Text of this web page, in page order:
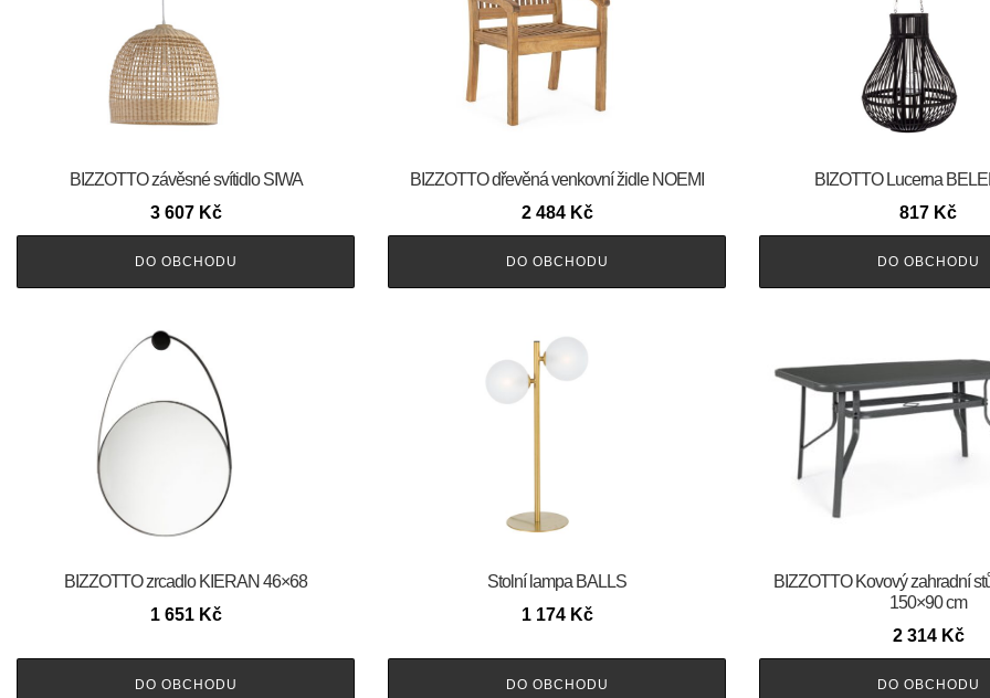
BIZZOTTO závěsné svítidlo SIWA
3 607 Kč
DO OBCHODU
BIZZOTTO dřevěná venkovní židle NOEMI
2 484 Kč
DO OBCHODU
BIZOTTO Lucerna
817 Kč
DO OBCHODU
BIZZOTTO zrcadlo KIERAN 46×68
1 651 Kč
DO OBCHODU
Stolní lampa BALLS
1 174 Kč
DO OBCHODU
BIZZOTTO Kovový zahradní
150×90 cm
2 314 Kč
DO OBCHODU